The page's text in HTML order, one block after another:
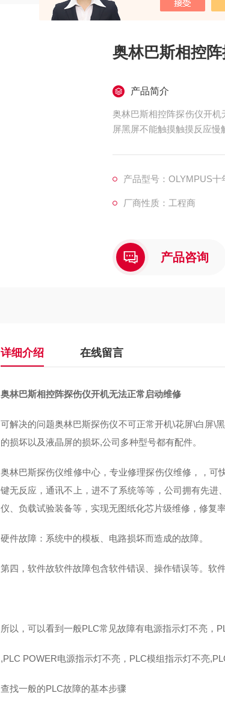
奥林巴斯相控
产品简介
奥林巴斯相控阵探伤仪开
屏黑屏不能触摸触摸反应慢
司拥有先进、检测仪器及专
产品型号：OLYMPUS十
厂商性质：工程商
产品咨询
详细介绍 在线留言
奥林巴斯相控阵探伤仪开机无法正常启动维修
可解决的问题奥林巴斯探伤仪不可正常开机\花屏\白屏\
的损坏以及液晶屏的损坏,公司多种型号都有配件。
奥林巴斯探伤仪维修中心，专业修理探伤仪维修，，
键无反应，通讯不上，进不了系统等等，公司拥有先
仪、负载试验装备等，实现无图纸化芯片级维修，修复
硬件故障：系统中的模板、电路损坏而造成的故障。
第四，软件故软件故障包含软件错误、操作错误等。 软
所以，可以看到一般PLC常见故障有电源指示灯不亮，
,PLC POWER电源指示灯不亮，PLC模组指示灯不亮
查找一般的PLC故障的基本步骤